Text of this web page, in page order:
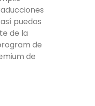
puedas
de la
de
de